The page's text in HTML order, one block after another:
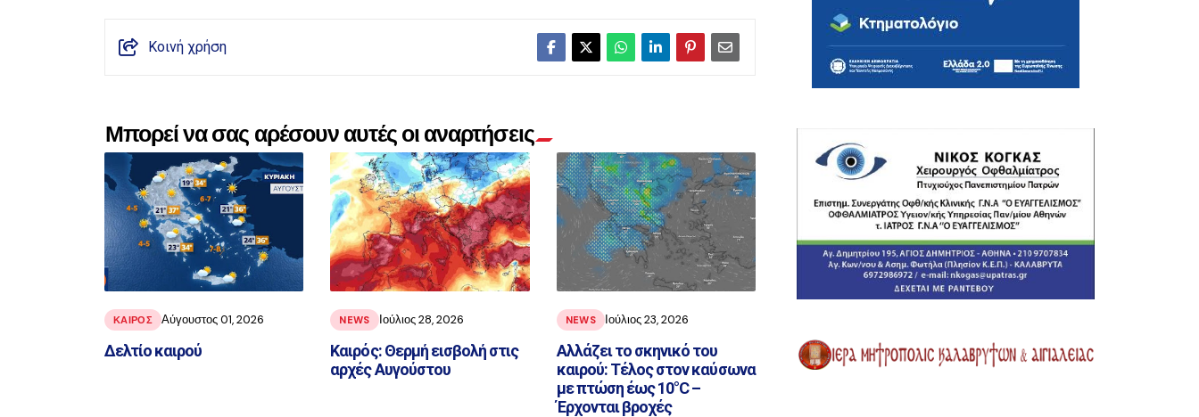
Κοινή χρήση
Μπορεί να σας αρέσουν αυτές οι αναρτήσεις
ΚΑΙΡΟΣ Αύγουστος 01, 2026
Δελτίο καιρού
NEWS Ιούλιος 28, 2026
Καιρός: Θερμή εισβολή στις
αρχές Αυγούστου
NEWS Ιούλιος 23, 2026
Αλλάζει το σκηνικό του
καιρού: Τέλος στον καύσωνα
με πτώση έως 10°C –
Έρχονται βροχές